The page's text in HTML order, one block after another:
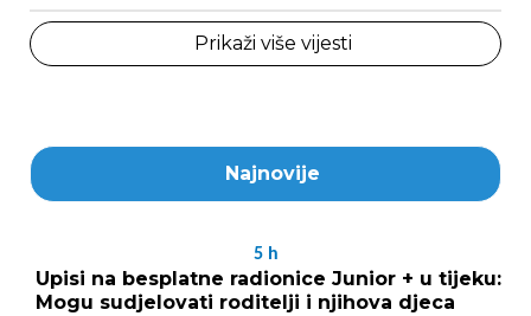
Prikaži više vijesti
Najnovije
5 h
Upisi na besplatne radionice Junior + u tijeku:
Mogu sudjelovati roditelji i njihova djeca